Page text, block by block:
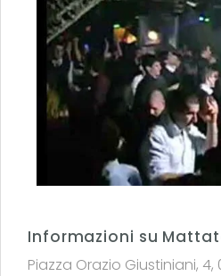
Informazioni su
Piazza Orazio Giustiniani, 4,